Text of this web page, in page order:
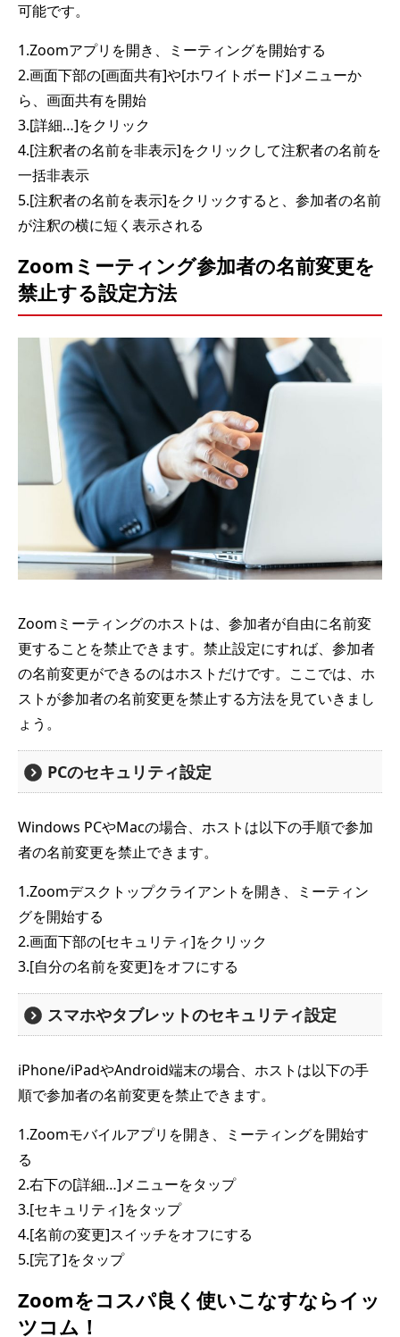
可能です。
1.Zoomアプリを開き、ミーティングを開始する
2.画面下部の[画面共有]や[ホワイトボード]メニューか
ら、画面共有を開始
3.[詳細…]をクリック
4.[注釈者の名前を非表示]をクリックして注釈者の名前を
一括非表示
5.[注釈者の名前を表示]をクリックすると、参加者の名前
が注釈の横に短く表示される
Zoomミーティング参加者の名前変更を
禁止する設定方法
Zoomミーティングのホストは、参加者が自由に名前変
更することを禁止できます。禁止設定にすれば、参加者
の名前変更ができるのはホストだけです。ここでは、ホ
ストが参加者の名前変更を禁止する方法を見ていきまし
ょう。
PCのセキュリティ設定
Windows PCやMacの場合、ホストは以下の手順で参加
者の名前変更を禁止できます。
1.Zoomデスクトップクライアントを開き、ミーティン
グを開始する
2.画面下部の[セキュリティ]をクリック
3.[自分の名前を変更]をオフにする
スマホやタブレットのセキュリティ設定
iPhone/iPadやAndroid端末の場合、ホストは以下の手
順で参加者の名前変更を禁止できます。
1.Zoomモバイルアプリを開き、ミーティングを開始す
る
2.右下の[詳細…]メニューをタップ
3.[セキュリティ]をタップ
4.[名前の変更]スイッチをオフにする
5.[完了]をタップ
Zoomをコスパ良く使いこなすならイッ
ツコム！